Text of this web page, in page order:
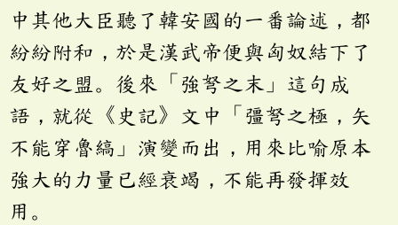
中其他大臣聽了韓安國的一番論述，都
紛紛附和，於是漢武帝便與匈奴結下了
友好之盟。後來「強弩之末」這句成
語，就從《史記》文中「彊弩之極，矢
不能穿魯縞」演變而出，用來比喻原本
強大的力量已經衰竭，不能再發揮效
用。